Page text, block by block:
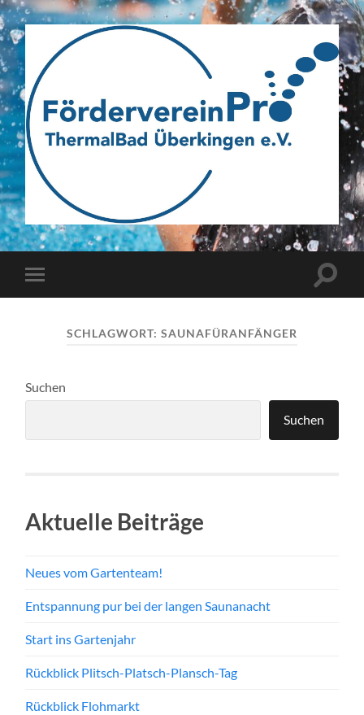
Webseite
des
Fördervereins
Menü
SCHLAGWORT: SAUNAFÜRANFÄNGER
Suchen
Suchen
Aktuelle Beiträge
Neues vom Gartenteam!
Entspannung pur bei der langen Saunanacht
Start ins Gartenjahr
Rückblick Plitsch-Platsch-Plansch-Tag
Rückblick Flohmarkt